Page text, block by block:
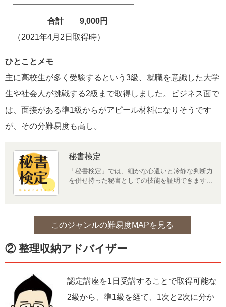
━━━━━━━━━━━━━━━
合計 9,000円
（2021年4月2日取得時）
ひとことメモ
主に高校生が多く受験するという3級、就職を意識した大学
生や社会人が挑戦する2級まで取得しました。ビジネス面で
は、面接がある準1級からがアピール材料になりそうです
が、その分難易度も高し。
秘書検定
「秘書検定」では、細かな心遣いと冷静な判断力
を併せ持った秘書としての技能を証明できます...
このジャンルの難易度MAPを見る
② 整理収納アドバイザー
認定講座を1日受講することで取得可能な
2級から、準1級を経て、1次と2次に分か